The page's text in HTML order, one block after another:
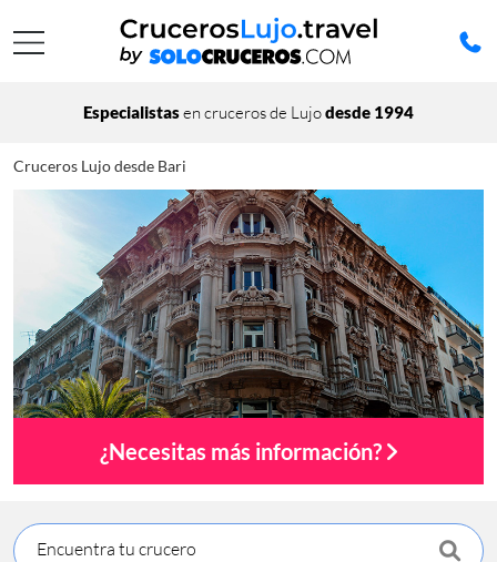
Especialistasen cruceros de Lujodesde 1994
Cruceros Lujo desde Bari
¿Necesitas más información?
Encuentra tu crucero